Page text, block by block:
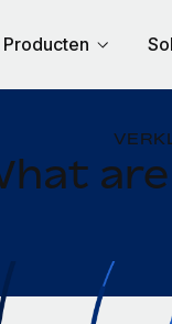
Producten